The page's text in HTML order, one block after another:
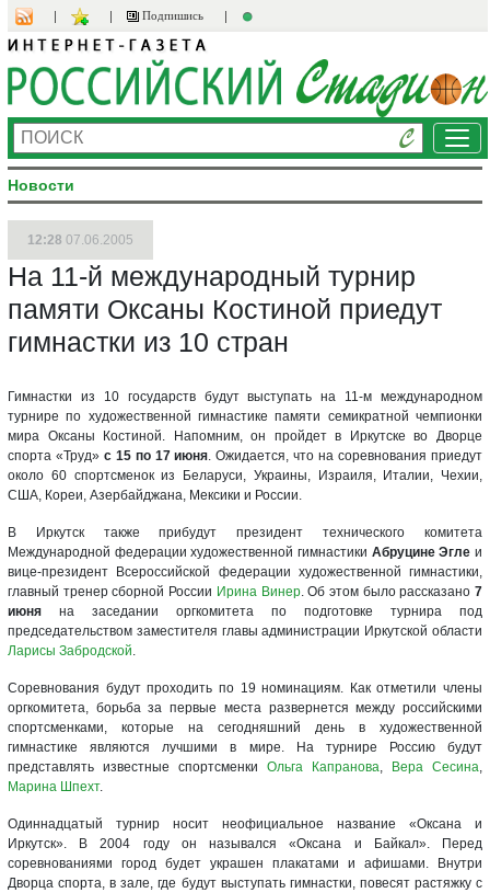
Подпишись
Новости
12:28 07.06.2005
На 11-й международный турнир
памяти Оксаны Костиной приедут
гимнастки из 10 стран
Гимнастки из 10 государств будут выступать на 11-м международном
турнире по художественной гимнастике памяти семикратной чемпионки
мира Оксаны Костиной. Напомним, он пройдет в Иркутске во Дворце
спорта «Труд» с 15 по 17 июня. Ожидается, что на соревнования приедут
около 60 спортсменок из Беларуси, Украины, Израиля, Италии, Чехии,
США, Кореи, Азербайджана, Мексики и России.
В Иркутск также прибудут президент технического комитета
Международной федерации художественной гимнастики Абруцине Эгле и
вице-президент Всероссийской федерации художественной гимнастики,
главный тренер сборной России Ирина Винер. Об этом было рассказано7
июня на заседании оргкомитета по подготовке турнира под
председательством заместителя главы администрации Иркутской области
Ларисы Забродской.
Соревнования будут проходить по 19 номинациям. Как отметили члены
оргкомитета, борьба за первые места развернется между российскими
спортсменками, которые на сегодняшний день в художественной
гимнастике являются лучшими в мире. На турнире Россию будут
представлять известные спортсменки Ольга Капранова, Вера Сесина,
Марина Шпехт.
Одиннадцатый турнир носит неофициальное название «Оксана и
Иркутск». В 2004 году он назывался «Оксана и Байкал». Перед
соревнованиями город будет украшен плакатами и афишами. Внутри
Дворца спорта, в зале, где будут выступать гимнастки, повесят растяжку с